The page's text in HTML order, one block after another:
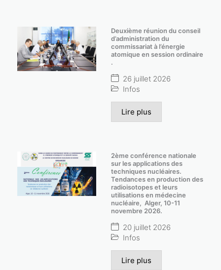
Deuxième réunion du conseil
d’administration du
commissariat à l’énergie
atomique en session ordinaire
.
26 juillet 2026
Infos
Lire plus
2ème conférence nationale
sur les applications des
techniques nucléaires.
Tendances en production des
radioisotopes et leurs
utilisations en médecine
nucléaire, Alger, 10-11
novembre 2026.
20 juillet 2026
Infos
Lire plus